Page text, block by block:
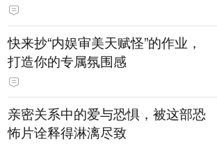
快来抄“内娱审美天赋怪”的作业，
打造你的专属氛围感
亲密关系中的爱与恐惧，被这部恐
怖片诠释得淋漓尽致